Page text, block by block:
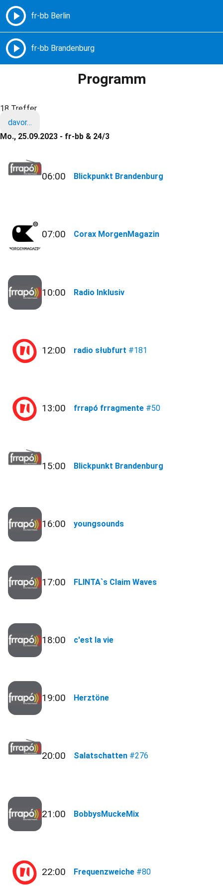
Freie Radios – Berlin Brandenburg
Programm
18 Treffer
davor…
Mo., 25.09.2023 - fr-bb & 24/3
06:00 Blickpunkt Brandenburg
07:00 Corax MorgenMagazin
10:00 Radio Inklusiv
12:00 radio słubfurt #181
13:00 frrapó frragmente #50
15:00 Blickpunkt Brandenburg
16:00 youngsounds
17:00 FLINTA`s Claim Waves
18:00 c'est la vie
19:00 Herztöne
20:00 Salatschatten #276
21:00 BobbysMuckeMix
22:00 Frequenzweiche #80